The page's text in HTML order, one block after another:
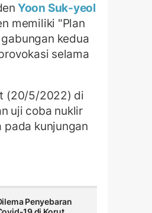
Yoon Suk-yeol
memiliki "Plan
kedua
selama
(20/5/2022) di
uji coba nuklir
kunjungan
Penyebaran